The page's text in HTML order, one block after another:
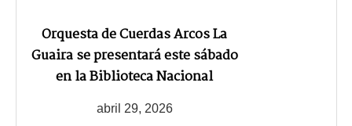
Orquesta de Cuerdas Arcos La
Guaira se presentará este sábado
en la Biblioteca Nacional
abril 29, 2026